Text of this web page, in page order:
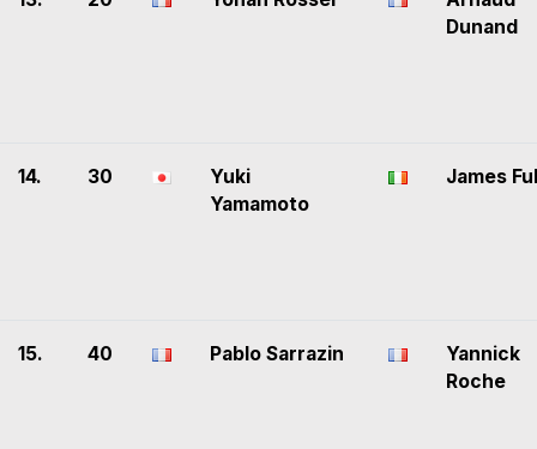
Dunand
14. 30
Yuki
Yamamoto
James
15. 40 Pablo Sarrazin
Yannick
Roche